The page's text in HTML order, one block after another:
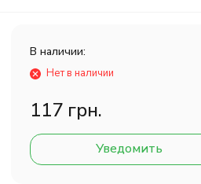
В наличии:
Нет в наличии
117 грн.
Уведомить